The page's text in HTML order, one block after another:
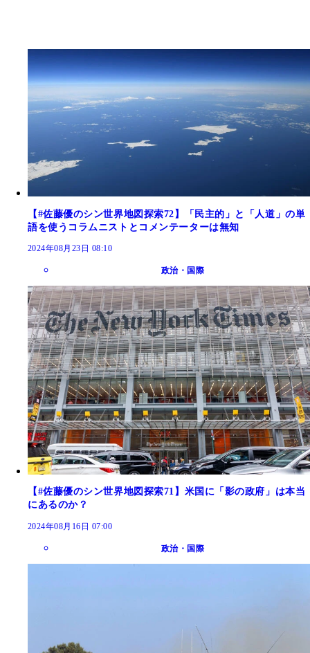
【#佐藤優のシン世界地図探索72】「民主的」と「人道」の単
語を使うコラムニストとコメンテーターは無知
2024年08月23日 08:10
政治・国際
【#佐藤優のシン世界地図探索71】米国に「影の政府」は本当
にあるのか？
2024年08月16日 07:00
政治・国際